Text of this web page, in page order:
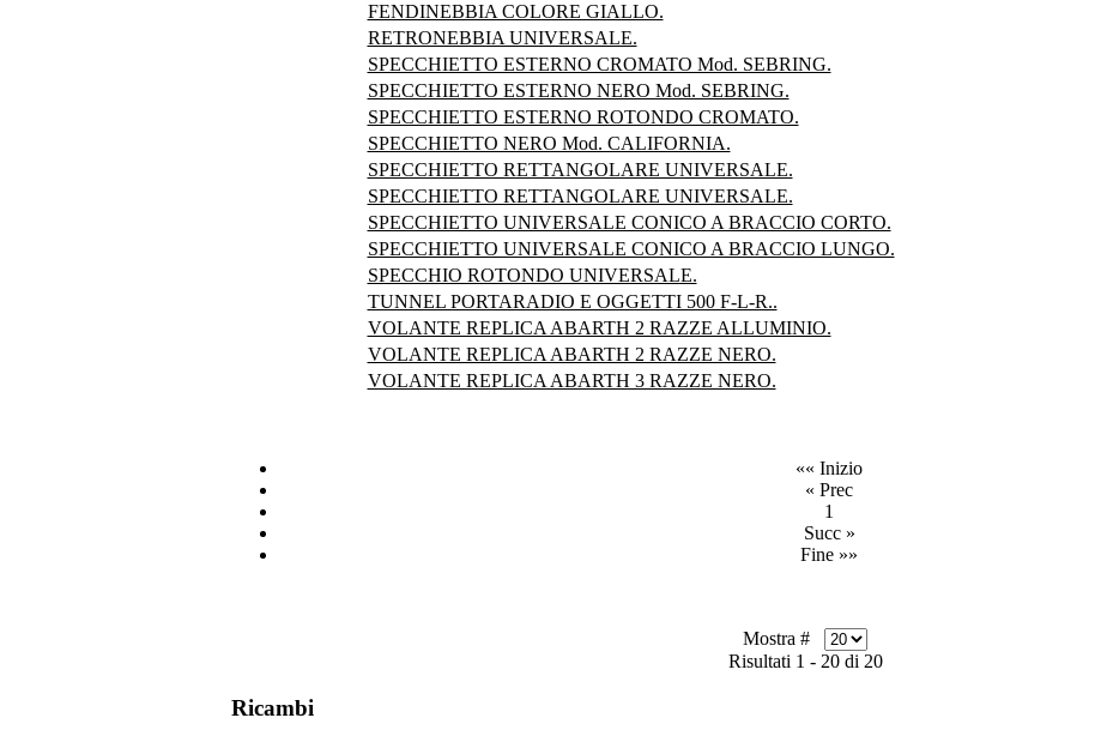
FENDINEBBIA COLORE GIALLO.
RETRONEBBIA UNIVERSALE.
SPECCHIETTO ESTERNO CROMATO Mod. SEBRING.
SPECCHIETTO ESTERNO NERO Mod. SEBRING.
SPECCHIETTO ESTERNO ROTONDO CROMATO.
SPECCHIETTO NERO Mod. CALIFORNIA.
SPECCHIETTO RETTANGOLARE UNIVERSALE.
SPECCHIETTO RETTANGOLARE UNIVERSALE.
SPECCHIETTO UNIVERSALE CONICO A BRACCIO CORTO.
SPECCHIETTO UNIVERSALE CONICO A BRACCIO LUNGO.
SPECCHIO ROTONDO UNIVERSALE.
TUNNEL PORTARADIO E OGGETTI 500 F-L-R..
VOLANTE REPLICA ABARTH 2 RAZZE ALLUMINIO.
VOLANTE REPLICA ABARTH 2 RAZZE NERO.
VOLANTE REPLICA ABARTH 3 RAZZE NERO.
«« Inizio
« Prec
1
Succ »
Fine »»
Mostra #
Risultati 1 - 20 di 20
Ricambi